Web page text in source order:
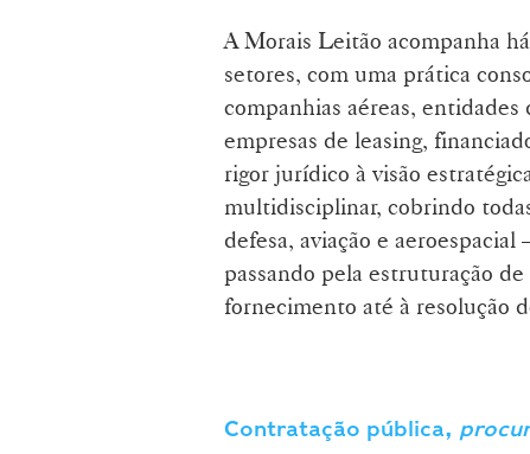
A Morais Leitão acompanha
setores, com uma prática
companhias aéreas,
empresas de leasing,
rigor jurídico à visão
multidisciplinar, cobrindo
defesa, aviação e
passando pela estruturação
fornecimento até à resolução
Contratação pública,